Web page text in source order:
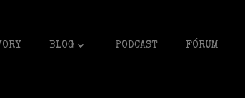
BLOG PODCAST FÓRUM